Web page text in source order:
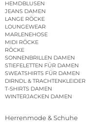
HEMDBLUSEN
JEANS DAMEN
LANGE RÖCKE
LOUNGEWEAR
MARLENEHOSE
MIDI RÖCKE
RÖCKE
SONNENBRILLEN DAMEN
STIEFELETTEN FÜR DAMEN
SWEATSHIRTS FÜR DAMEN
DIRNDL & TRACHTENKLEIDER
T-SHIRTS DAMEN
WINTERJACKEN DAMEN
Herrenmode & Schuhe